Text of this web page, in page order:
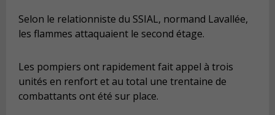
Selon le relationniste du SSIAL, normand Lavallée,
les flammes attaquaient le second étage.
Les pompiers ont rapidement fait appel à trois
unités en renfort et au total une trentaine de
combattants ont été sur place.